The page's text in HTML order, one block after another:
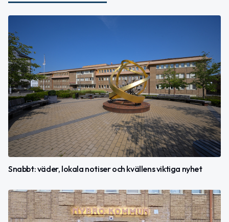
Snabbt: väder, lokala notiser och kvällens viktiga nyhet